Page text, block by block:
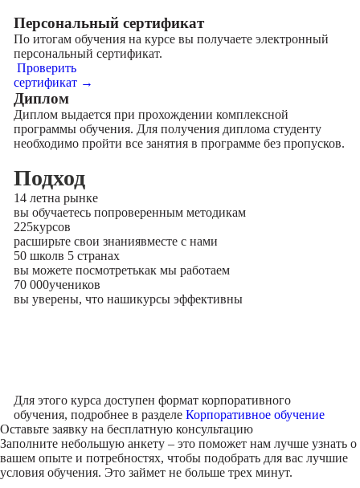
Персональный сертификат
По итогам обучения на курсе вы получаете электронный
персональный сертификат.
Проверить
сертификат →
Диплом
Диплом выдается при прохождении комплексной
программы обучения. Для получения диплома студенту
необходимо пройти все занятия в программе без пропусков.
Подход
14 летна рынке
вы обучаетесь попроверенным методикам
225курсов
расширьте свои знаниявместе с нами
50 школв 5 странах
вы можете посмотретькак мы работаем
70 000учеников
вы уверены, что нашикурсы эффективны
Для этого курса доступен формат корпоративного
обучения, подробнее в разделе Корпоративное обучение
Оставьте заявку на бесплатную консультацию
Заполните небольшую анкету – это поможет нам лучше узнать о
вашем опыте и потребностях, чтобы подобрать для вас лучшие
условия обучения. Это займет не больше трех минут.